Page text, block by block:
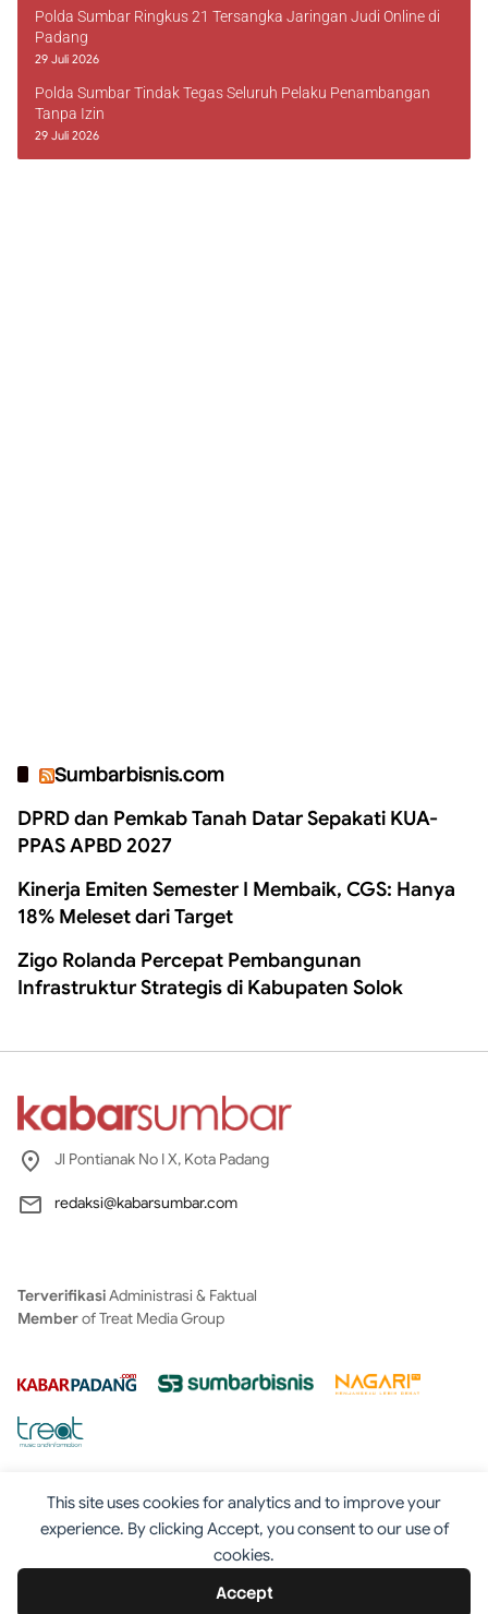
This site uses cookies for analytics and to improve your
experience. By clicking Accept, you consent to our use of
cookies.
Accept
Polda Sumbar Ringkus 21 Tersangka Jaringan Judi Online di
Padang
29 Juli 2026
Polda Sumbar Tindak Tegas Seluruh Pelaku Penambangan
Tanpa Izin
29 Juli 2026
Sumbarbisnis.com
DPRD dan Pemkab Tanah Datar Sepakati KUA-
PPAS APBD 2027
Kinerja Emiten Semester I Membaik, CGS: Hanya
18% Meleset dari Target
Zigo Rolanda Percepat Pembangunan
Infrastruktur Strategis di Kabupaten Solok
Jl Pontianak No I X, Kota Padang
redaksi@kabarsumbar.com
TerverifikasiAdministrasi & Faktual
Memberof Treat Media Group
Tentang Redaksi Kontak Disclaimer
Iklan